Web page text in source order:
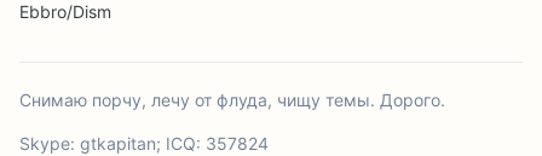
Ebbro/Dism
Снимаю порчу, лечу от флуда, чищу темы. Дорого.
Skype: gtkapitan; ICQ: 357824